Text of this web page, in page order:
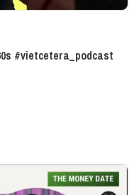
#vietcetera_podcast